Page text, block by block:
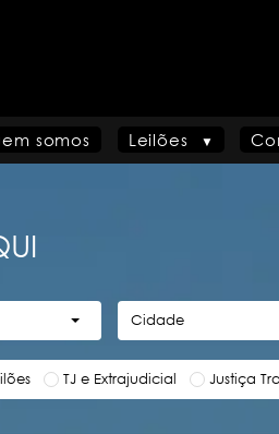
somos Leilões
Cidade
TJ e Extrajudicial Justiça